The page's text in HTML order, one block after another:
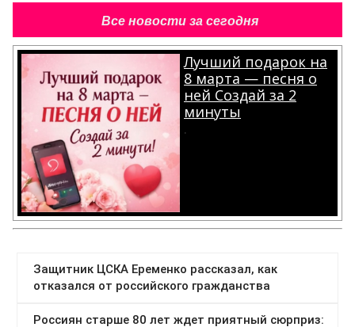
Все новости за сегодня
Лучший подарок на
8 марта — песня о
ней Создай за 2
минуты
.